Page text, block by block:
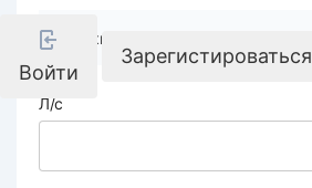
Войти
Зарегистироваться
Реквизиты компании
Л/с